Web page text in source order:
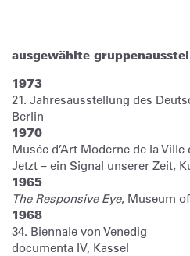
ausgewählte
1973
21. Jahresausstellung des
Berlin
1970
Musée d’Art Moderne de la Ville
Jetzt – ein Signal unserer Zeit,
1965
The Responsive Eye, Museum
1968
34. Biennale von Venedig
documenta IV, Kassel